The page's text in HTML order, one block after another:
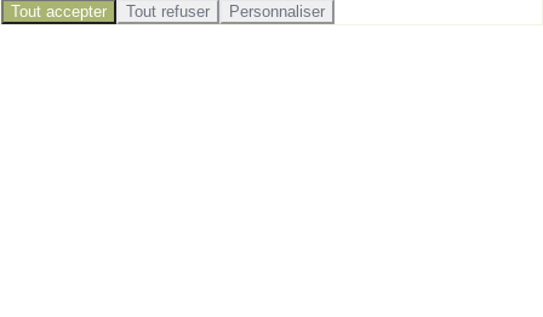
Tout accepter Tout refuser Personnaliser